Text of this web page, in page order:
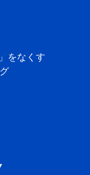
をなくす